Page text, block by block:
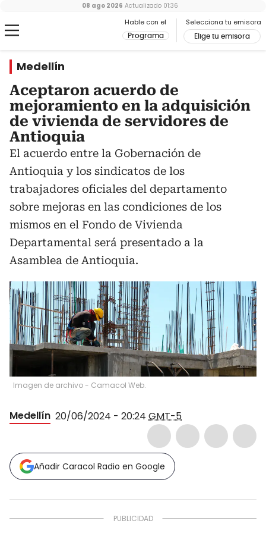
Hable con el
Programa
Selecciona tu emisora
Elige tu emisora
08 ago 2026 Actualizado 01:36
Medellín
Aceptaron acuerdo de
mejoramiento en la adquisición
de vivienda de servidores de
Antioquia
El acuerdo entre la Gobernación de
Antioquia y los sindicatos de los
trabajadores oficiales del departamento
sobre mejoras en las condiciones de los
mismos en el Fondo de Vivienda
Departamental será presentado a la
Asamblea de Antioquia.
Imagen de archivo - Camacol Web.
Medellín 20/06/2024 - 20:24 GMT-5
Añadir Caracol Radio en Google